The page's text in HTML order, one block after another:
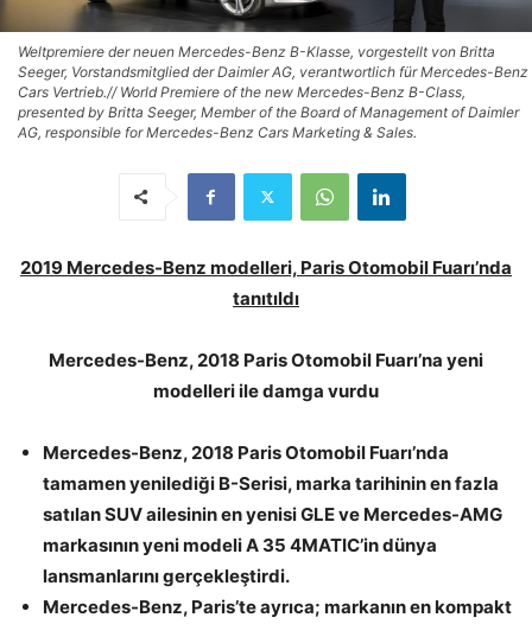
Weltpremiere der neuen Mercedes-Benz B-Klasse, vorgestellt von Britta
Seeger, Vorstandsmitglied der Daimler AG, verantwortlich für Mercedes-Benz
Cars Vertrieb.// World Premiere of the new Mercedes-Benz B-Class,
presented by Britta Seeger, Member of the Board of Management of Daimler
AG, responsible for Mercedes-Benz Cars Marketing & Sales.
2019 Mercedes-Benz modelleri, Paris Otomobil Fuarı’nda
tanıtıldı
Mercedes-Benz, 2018 Paris Otomobil Fuarı’na yeni
modelleri ile damga vurdu
Mercedes-Benz, 2018 Paris Otomobil Fuarı’nda
tamamen yenilediği B-Serisi, marka tarihinin en fazla
satılan SUV ailesinin en yenisi GLE ve Mercedes-AMG
markasının yeni modeli A 35 4MATIC’in dünya
lansmanlarını gerçekleştirdi.
Mercedes-Benz, Paris’te ayrıca; markanın en kompakt